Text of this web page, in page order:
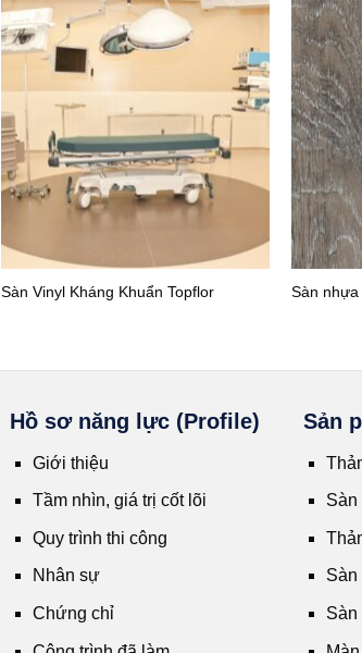
Sàn Vinyl Kháng Khuẩn Topflor Sàn nhựa
Hồ sơ năng lực (Profile)
Giới thiệu
Tầm nhìn, giá trị cốt lõi
Quy trình thi công
Nhân sự
Chứng chỉ
Sản
Sàn
Sàn
Sàn